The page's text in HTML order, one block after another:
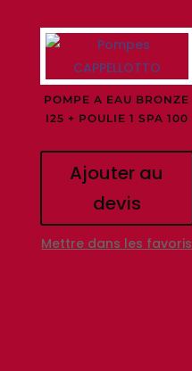
POMPE A EAU BRONZE
I25 + POULIE 1 SPA 100
Ajouter au
devis
Mettre dans les favoris